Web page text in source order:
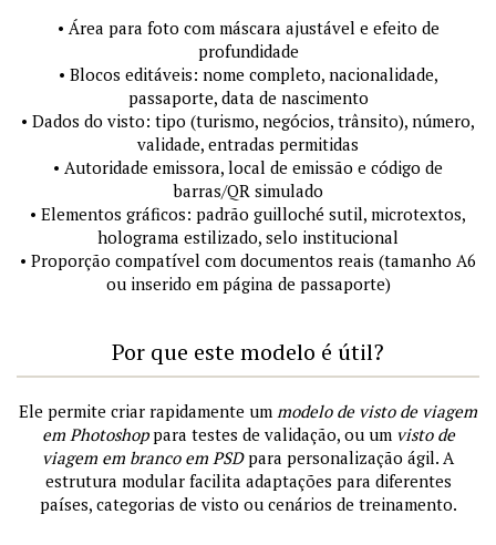
• Área para foto com máscara ajustável e efeito de
profundidade
• Blocos editáveis: nome completo, nacionalidade,
passaporte, data de nascimento
• Dados do visto: tipo (turismo, negócios, trânsito), número,
validade, entradas permitidas
• Autoridade emissora, local de emissão e código de
barras/QR simulado
• Elementos gráficos: padrão guilloché sutil, microtextos,
holograma estilizado, selo institucional
• Proporção compatível com documentos reais (tamanho A6
ou inserido em página de passaporte)
Por que este modelo é útil?
Ele permite criar rapidamente um modelo de visto de viagem
em Photoshoppara testes de validação, ou um visto de
viagem em branco em PSDpara personalização ágil. A
estrutura modular facilita adaptações para diferentes
países, categorias de visto ou cenários de treinamento.